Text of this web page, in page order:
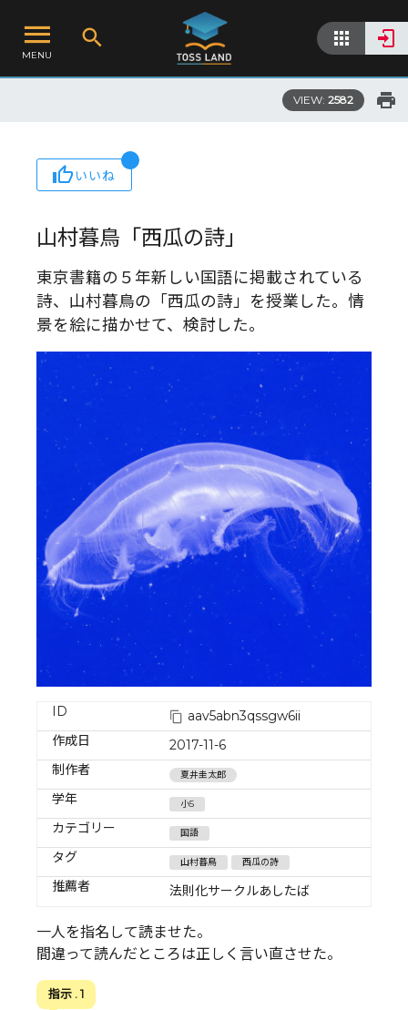
MENU
VIEW: 2582
いいね
山村暮鳥「西瓜の詩」
東京書籍の５年新しい国語に掲載されている
詩、山村暮鳥の「西瓜の詩」を授業した。情
景を絵に描かせて、検討した。
ID
aav5abn3qssgw6ii
作成日
2017-11-6
制作者
夏井圭太郎
学年 小5
カテゴリー 国語
タグ 山村暮鳥 西瓜の詩
推薦者 法則化サークルあしたば
一人を指名して読ませた。
間違って読んだところは正しく言い直させた。
指示 . 1